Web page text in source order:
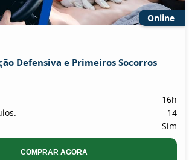
Online
Defensiva e Primeiros Socorros
16h
14
Sim
COMPRAR AGORA